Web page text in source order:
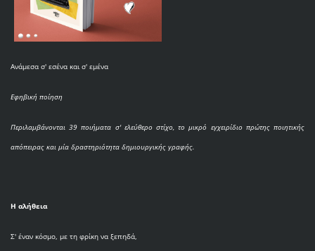
Ανάμεσα σ' εσένα και σ' εμένα
Εφηβική ποίηση
Περιλαμβάνονται 39 ποιήματα σ' ελεύθερο στίχο, το μικρό εγχειρίδιο πρώτης ποιητικής
απόπειρας και μία δραστηριότητα δημιουργικής γραφής.
Η αλήθεια
Σ' έναν κόσμο, με τη φρίκη να ξεπηδά,